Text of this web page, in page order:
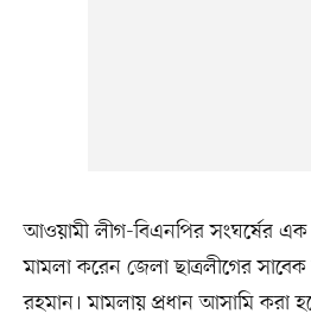
আওয়ামী লীগ-বিএনপির সংঘর্ষের
মামলা করেন জেলা ছাত্রলীগের
রহমান। মামলায় প্রধান আসামি করা